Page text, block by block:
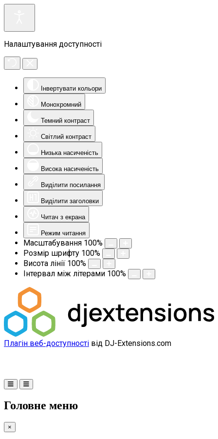
Налаштування доступності
Інвертувати кольори
Монохромний
Темний контраст
Світлий контраст
Низька насиченість
Висока насиченість
Виділити посилання
Виділити заголовки
Читач з екрана
Режим читання
Масштабування 100%
Розмір шрифту 100%
Висота лінії 100%
Інтервал між літерами 100%
Плагін веб-доступності від DJ-Extensions.com
Головне меню
×